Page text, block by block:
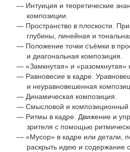
Интуиция и теоретические
композиции.
Пространство в плоскости.
глубины, линейная и
Положение точки съёмки в
и диагональная композиция.
«Замкнутая» и «разомкнутая»
Равновесие в кадре.
и неуравновешенная
Динамическая композиция.
Смысловой и композиционный
Ритмы в кадре. Движение и
зрителя с помощью
«Мусор» в кадре или детали,
раскрыть идею и содержание